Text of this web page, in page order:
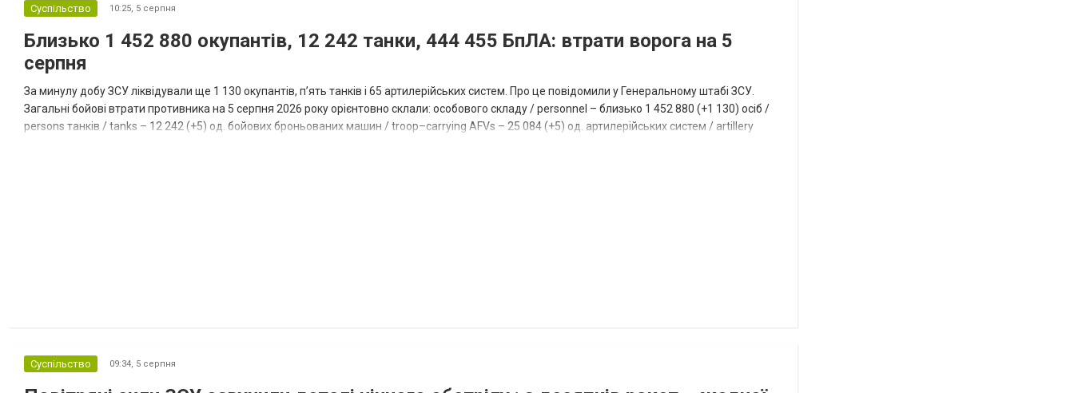
Суспільство 10:25, 5 серпня
Близько 1 452 880 окупантів, 12 242 танки, 444 455 БпЛА: втрати ворога на 5
серпня
За минулу добу ЗСУ ліквідували ще 1 130 окупантів, пʼять танків і 65 артилерійських систем. Про це повідомили у Генеральному штабі ЗСУ.
Загальні бойові втрати противника на 5 серпня 2026 року орієнтовно склали: особового складу / personnel – близько 1 452 880 (+1 130) осіб /
persons танків / tanks – 12 242 (+5) од. бойових броньованих машин / troop–carrying AFVs – 25 084 (+5) од. артилерійських систем / artillery
Суспільство 09:34, 5 серпня